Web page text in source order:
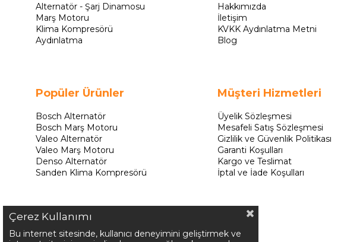
Alternatör - Şarj Dinamosu
Marş Motoru
Klima Kompresörü
Aydınlatma
Popüler Ürünler
Bosch Alternatör
Bosch Marş Motoru
Valeo Alternatör
Valeo Marş Motoru
Denso Alternatör
Sanden Klima Kompresörü
Hakkımızda
İletişim
KVKK Aydınlatma Metni
Blog
Müşteri Hizmetleri
Üyelik Sözleşmesi
Mesafeli Satış Sözleşmesi
Gizlilik ve Güvenlik Politikası
Garanti Koşulları
Kargo ve Teslimat
İptal ve İade Koşulları
Çerez Kullanımı
Bu internet sitesinde, kullanıcı deneyimini geliştirmek ve